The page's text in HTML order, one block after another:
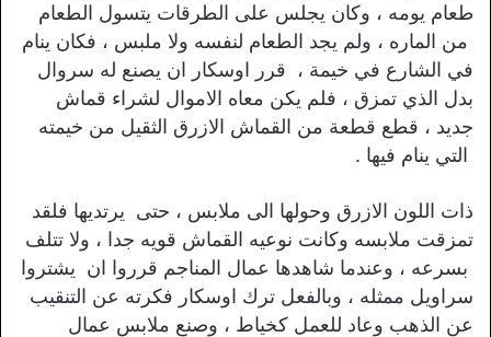
طعام يومه ، وكان يجلس على الطرقات يتسول الطعام
من الماره ، ولم يجد الطعام لنفسه ولا ملبس ، فكان ينام
في الشارع في خيمة ، قرر اوسكار ان يصنع له سروال
بدل الذي تمزق ، فلم يكن معاه الاموال لشراء قماش
جديد ، قطع قطعة من القماش الازرق الثقيل من خيمته
التي ينام فيها .
ذات اللون الازرق وحولها الى ملابس ، حتى يرتديها فلقد
تمزقت ملابسه وكانت نوعيه القماش قويه جدا ، ولا تتلف
بسرعه ، وعندما شاهدها عمال المناجم قرروا ان يشتروا
سراويل ممثله ، وبالفعل ترك اوسكار فكرته عن التنقيب
عن الذهب وعاد للعمل كخياط ، وصنع ملابس عمال